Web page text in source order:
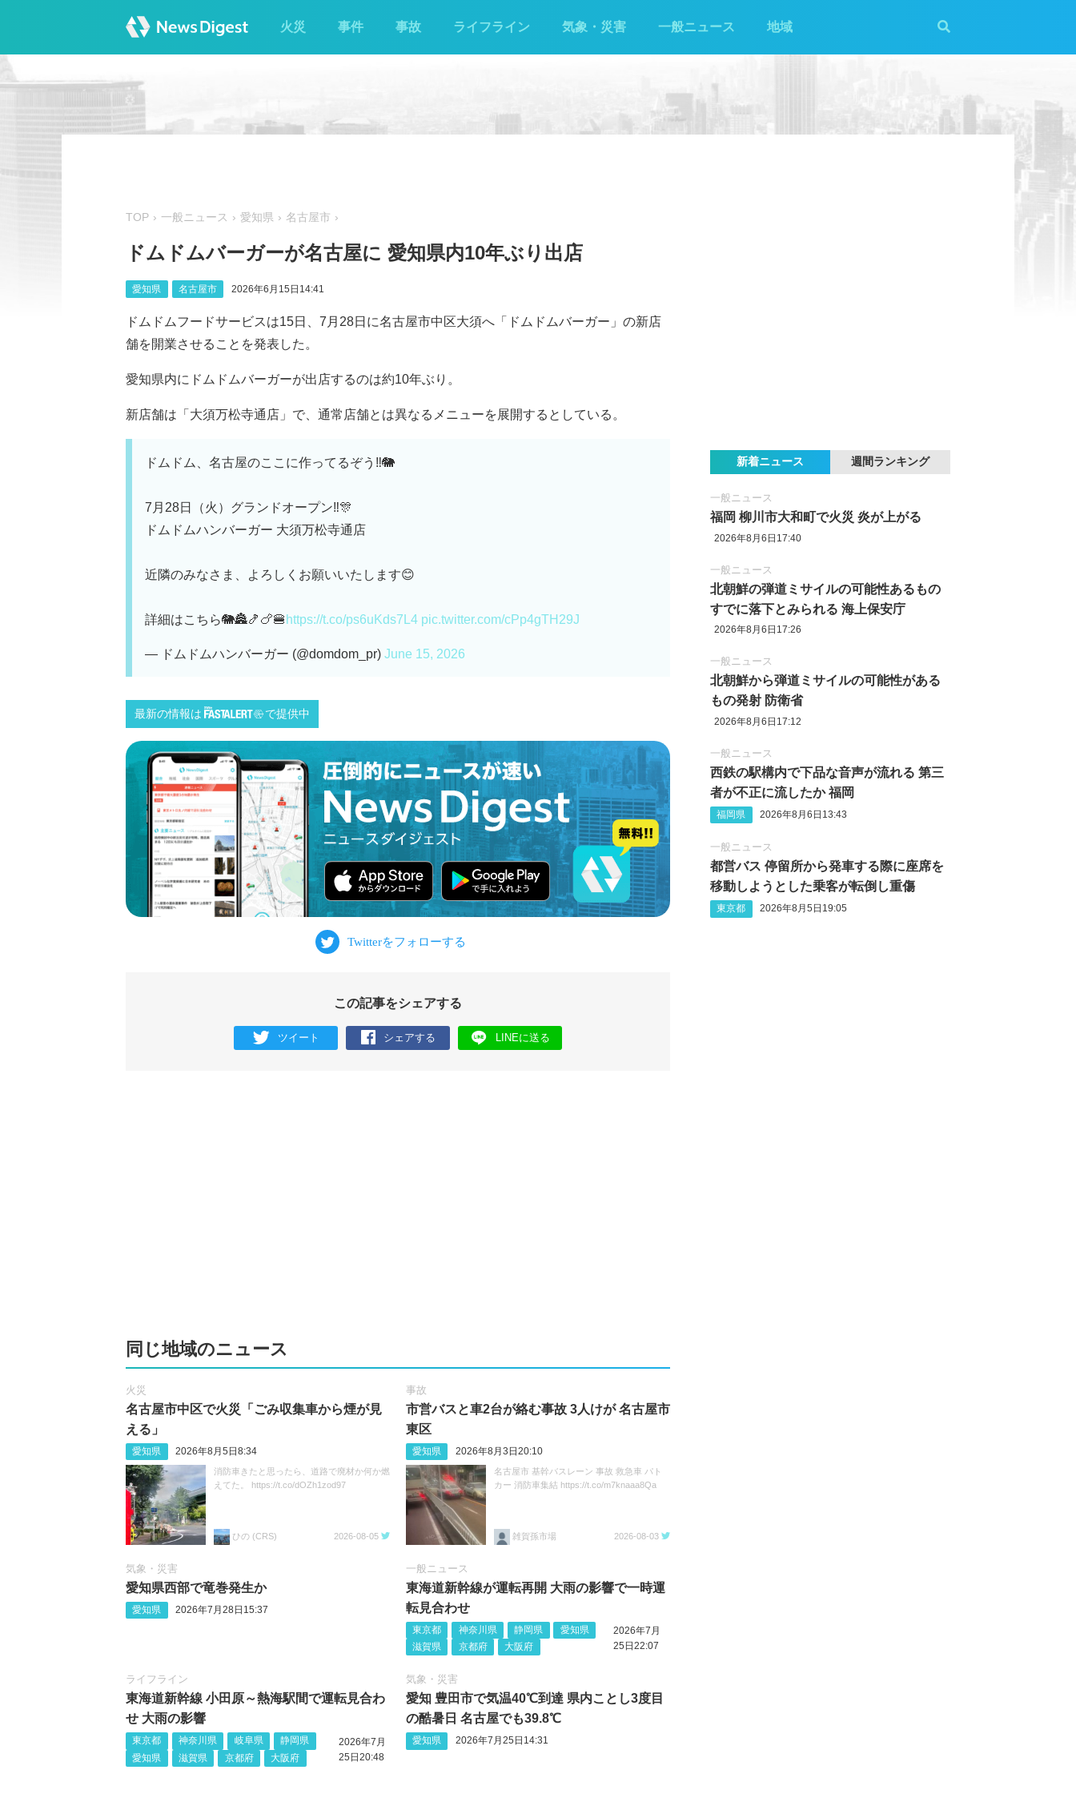
火災 事件 事故 ライフライン 気象・災害 一般ニュース 地域
TOP 一般ニュース 愛知県 名古屋市
ドムドムバーガーが名古屋に 愛知県内10年ぶり出店
愛知県 名古屋市 2026年6月15日14:41
ドムドムフードサービスは15日、7月28日に名古屋市中区大須へ「ドムドムバーガー」の新店
舗を開業させることを発表した。
愛知県内にドムドムバーガーが出店するのは約10年ぶり。
新店舗は「大須万松寺通店」で、通常店舗とは異なるメニューを展開するとしている。
ドムドム、名古屋のここに作ってるぞう‼️🐘
7月28日（火）グランドオープン‼️🎊
ドムドムハンバーガー 大須万松寺通店
近隣のみなさま、よろしくお願いいたします😊
詳細はこちら🐘🏯🍤🍗🍔 https://t.co/ps6uKds7L4 pic.twitter.com/cPp4gTH29J
— ドムドムハンバーガー (@domdom_pr) June 15, 2026
最新の情報は で提供中
この記事をシェアする
ツイート シェアする LINEに送る
同じ地域のニュース
火災
名古屋市中区で火災「ごみ収集車から煙が見
える」
愛知県 2026年8月5日8:34
消防車きたと思ったら、道路で廃材か何か燃
えてた。 https://t.co/dOZh1zod97
ひの (CRS) 2026-08-05
事故
市営バスと車2台が絡む事故 3人けが 名古屋市
東区
愛知県 2026年8月3日20:10
名古屋市 基幹バスレーン 事故 救急車 パト
カー 消防車集結 https://t.co/m7knaaa8Qa
雑賀孫市場 2026-08-03
気象・災害
愛知県西部で竜巻発生か
愛知県 2026年7月28日15:37
一般ニュース
東海道新幹線が運転再開 大雨の影響で一時運
転見合わせ
東京都 神奈川県 静岡県
愛知県
滋賀県
京都府 大阪府
2026年7月
25日22:07
ライフライン
東海道新幹線 小田原～熱海駅間で運転見合わ
せ 大雨の影響
東京都 神奈川県 岐阜県
静岡県
愛知県
滋賀県 京都府 大阪府
2026年7月
25日20:48
気象・災害
愛知 豊田市で気温40℃到達 県内ことし3度目
の酷暑日 名古屋でも39.8℃
愛知県 2026年7月25日14:31
新着ニュース 週間ランキング
一般ニュース
福岡 柳川市大和町で火災 炎が上がる
2026年8月6日17:40
一般ニュース
北朝鮮の弾道ミサイルの可能性あるもの
すでに落下とみられる 海上保安庁
2026年8月6日17:26
一般ニュース
北朝鮮から弾道ミサイルの可能性がある
もの発射 防衛省
2026年8月6日17:12
一般ニュース
西鉄の駅構内で下品な音声が流れる 第三
者が不正に流したか 福岡
福岡県 2026年8月6日13:43
一般ニュース
都営バス 停留所から発車する際に座席を
移動しようとした乗客が転倒し重傷
東京都 2026年8月5日19:05